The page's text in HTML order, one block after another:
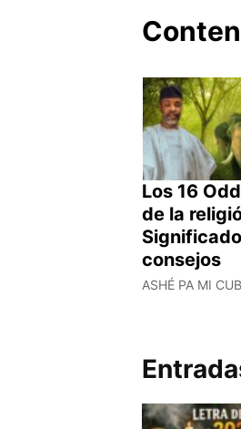
Los 16
de la
consejos
ASHÉ PA MI